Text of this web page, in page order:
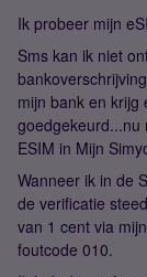
Ik probeer mijn
Sms kan ik niet
mijn bank en krijg
goedgekeurd...nu
ESIM in Mijn
Wanneer ik in de
de verificatie
van 1 cent via
foutcode 010.